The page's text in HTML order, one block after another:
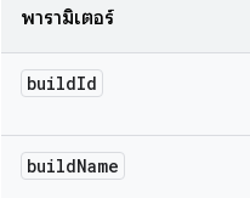
พารามิเตอร์
buildId
buildName